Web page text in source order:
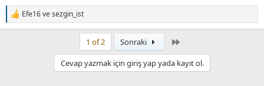
T
e
Efe16vesezgin_ist
1 of 2 Sonraki
Cevap yazmak için giriş yap yada kayıt ol.